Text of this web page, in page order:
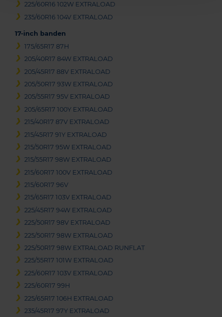
225/60R16 102W EXTRALOAD
235/60R16 104V EXTRALOAD
17-inch banden
175/65R17 87H
205/40R17 84W EXTRALOAD
205/45R17 88V EXTRALOAD
205/50R17 93W EXTRALOAD
205/55R17 95V EXTRALOAD
205/65R17 100Y EXTRALOAD
215/40R17 87V EXTRALOAD
215/45R17 91Y EXTRALOAD
215/50R17 95W EXTRALOAD
215/55R17 98W EXTRALOAD
215/60R17 100V EXTRALOAD
215/60R17 96V
215/65R17 103V EXTRALOAD
225/45R17 94W EXTRALOAD
225/50R17 98V EXTRALOAD
225/50R17 98W EXTRALOAD
225/50R17 98W EXTRALOAD RUNFLAT
225/55R17 101W EXTRALOAD
225/60R17 103V EXTRALOAD
225/60R17 99H
225/65R17 106H EXTRALOAD
235/45R17 97Y EXTRALOAD